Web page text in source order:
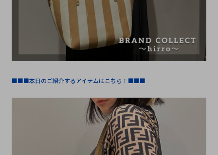
■■■本日のご紹介するアイテムはこちら！■■■